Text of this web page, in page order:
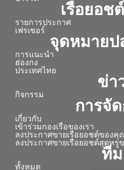
เรือยอช
รายการประกาศ
เฟรเซอร์
จุดหมายป
การแนะนำ
ฮ่องกง
ประเทศไทย
ข่า
กิจกรรม
การจั
เกี่ยวกับ
เข้าร่วมกองเรือของเรา
ลงประกาศขายเรือยอชต์ของคุ
ลงประกาศขายเรือยอชต์สุดหรู
ทีม
ทั้งหมด